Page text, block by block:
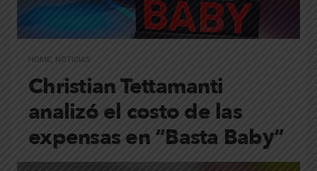
HOME, NOTICIAS
Christian Tettamanti
analizó el costo de las
expensas en “Basta Baby”